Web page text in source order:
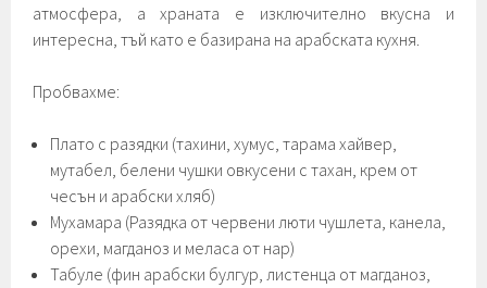
атмосфера, а храната е изключително вкусна и
интересна, тъй като е базирана на арабската кухня.
Пробвахме:
Плато с разядки (тахини, хумус, тарама хайвер,
мутабел, белени чушки овкусени с тахан, крем от
чесън и арабски хляб)
Мухамара (Разядка от червени люти чушлета, канела,
орехи, магданоз и меласа от нар)
Табуле (фин арабски булгур, листенца от магданоз,